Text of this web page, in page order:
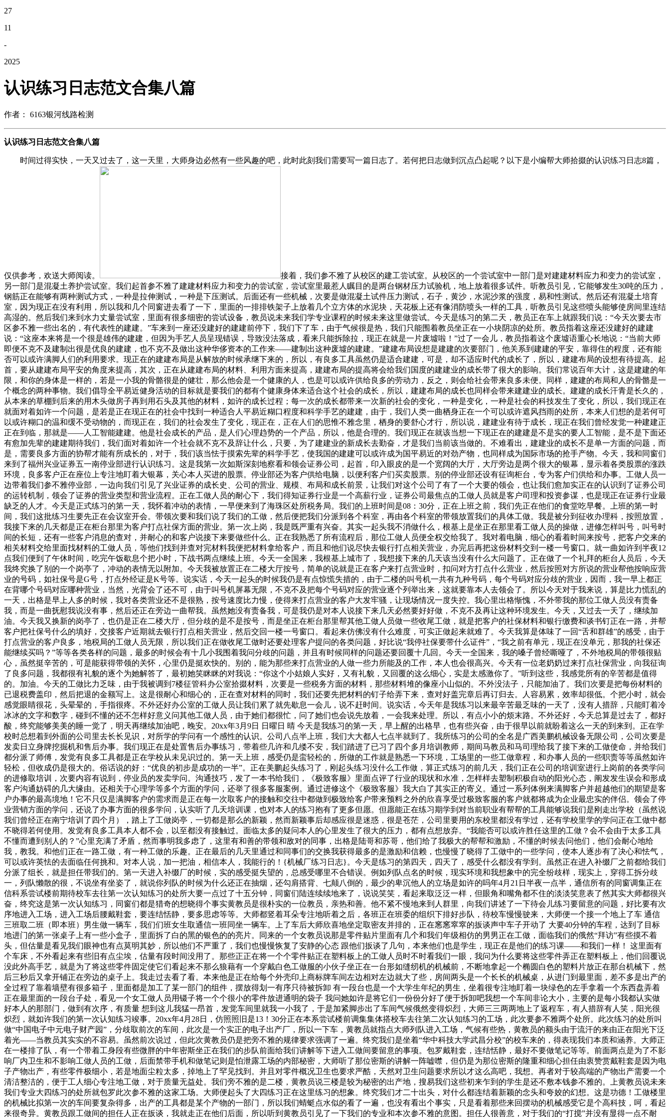
27
11
-
2025
认识练习日志范文合集八篇
作者： 6163银河线路检测
认识练习日志范文合集八篇
时间过得实快，一天又过去了，这一天里，大师身边必然有一些风趣的吧，此时此刻我们需要写一篇日志了。若何把日志做到沉点凸起呢？以下是小编帮大师拾掇的认识练习日志8篇，
仅供参考，欢送大师阅读。 接着，我们参不雅了从校区的建工尝试室。从校区的一个尝试室中一部门是对建建材料应力和变力的尝试室，另一部门是混凝土养护尝试室。我们起首参不雅了建建材料应力和变力的尝试室，尝试室里最惹人瞩目的是两台钢材压力试验机，地上放着很多试件。听教员引见，它能够发生30吨的压力，钢筋正在能够有两种测试方式，一种是拉伸测试，一种是下压测试。后面还有一些机械，次要是做混凝土试件压力测试，石子，黄沙，水泥沙浆的强度，易和性测试。然后还有混凝土培育室，因为现正在没有利用，所以我和几个同窗进去看了一下，里面的一排排铁架子上放着几个立方体的水泥块，天花板上还有像消防喷头一样的工具，听教员引见这些喷头能够使房间里连结高湿的。然后我们来到水力丈量尝试室，里面有很多细密的尝试设备，教员说未来我们学专业课程的时候未来这里做尝试。今天是练习的第二天，教员正在车上就跟我们说：“今天次要去市区参不雅一些出名的，有代表性的建建。”车来到一座还没建好的建建前停下，我们下了车，由于气候很是热，我们只能围着教员坐正在一小块阴凉的处所。教员指着这座还没建好的建建说：“这座本来将是一个很是雄伟的建建，但因为手艺人员呈现错误，导致没法落成，看来只能拆除拉，现正在就是一片废墟啦！”过了一会儿，教员指着这个废墟语重心长地说：“当前大师即便不克不及建制出很是优良的建建，也不克不及做出这种华侈资本的工作来——建制出这种废墟的建建。”建建布局设想是建建的次要部门，他关系到建建的平安，靠得住的程度，还有能否可以或许满脚人们的利用要求。现正在的建建布局是从解放的时候承继下来的，所以，有良多工具虽然仍是适合建建，可是，却不适应时代的成长了，所以，建建布局的设想有待提高。起首，要从建建布局平安的角度来提高，其次，正在从建建布局的材料、利用方面来提高，建建布局的提高将会给我们国度的建建业的成长带了很大的影响。我们常说百年大计，这是建建的年限，和你的身体是一样的，若是一小我的骨骼很是的健壮，那么他会是一个健康的人，也是可以或许供给良多的劳动力，反之，则会给社会带来良多未便。同样，建建的布局和人的骨骼是一个概念的两种事物。我们倡导全平易近健身活动的目标就是要我们的都有个健康身体来适合这个社会的成长，所以，建建布局的成长也同样会带来建建业的成长。建建的成长汗青是长久的，从本来的草棚到后来的用木头做房子再到用石头及其他的材料，如许的成长过程；每一次的成长都带来一次新的社会的变化，一种是变化，一种是社会的科技发生了变化，所以，我们现正在就面对着如许一个问题，是若是正在现正在的社会中找到一种适合人平易近糊口程度和科学手艺的建建，由于，我们人类一曲栖身正在一个可以或许遮风挡雨的处所，本来人们想的是若何可以或许糊口的温和缓不受动物的，而现正在，我们的社会发生了变化，现正在，正在人们的思惟不雅念里，栖身的要舒心才行，所以说，建建业有待于成长，现正在我们曾经发觉一种建建正正在到临，那就是——人工智能建建。他是社会成长的产品，是人们心理趋势的一个产品，所以，他是合理的。我们现正在就该当想一下现正在的建建是不是实的要人工智能，是不是下面还有愈加先辈的建建期待我们，我们面对着如许一个社会就不克不及辞让什么，只要，为了建建业的新成长去勤奋，才是我们当前该当做的。不难看出，建建业的成长不是单一方面的问题，而是，需要良多方面的协帮才能有所成长的，对于，我们该当怯于摸索先辈的科学手艺，使我国的建建可以或许成为国平易近的对劲产物，也同样成为国际市场的抢手产物。今天，我和同窗们来到了福州兴业证券五一南停业部进行认识练习。这是我第一次如斯深刻地察看和领会证券公司，起首，印入眼皮的是一个宽阔的大厅，大厅旁边是两个很大的银幕，显示着各类股票的涨跌环境，良多客户正在座位上专注地盯着大银幕，关心本人买进的股票。停业部还为客户供给电脑，以便利客户们买卖股票。别的停业部还设有征询柜台，专为客户们供给和办事。工做人员一边带着我们参不雅停业部，一边向我们引见了兴业证券的成长史、公司的营业、规模、布局和成长前景，让我们对这个公司了有了一个大要的领会，也让我们愈加实正在的认识到了证券公司的运转机制，领会了证券的营业类型和营业流程。正在工做人员的耐心下，我们得知证券行业是一个高薪行业，证券公司最焦点的工做人员就是客户司理和投资参谋，也是现正在证券行业最缺乏的人才。今天是正式练习的第一天，我怀着冲动的表情，一早便来到了海珠区处所税务局。我们的上班时间是08：30分，正在上班之前，我们先正在他们的食堂吃早餐。上班的第一时间，我们这批练习生要先正在会议室开会。带领次要和我们说了我们的工做，然后便把我们分派到各个科室，再由各个科室的带领放置我们的具体工做。我是被分到征收办理科，按照放置，我接下来的几天都是正在柜台那里为客户打点社保方面的营业。第一次上岗，我是既严重有兴奋。其实一起头我不消做什么，根基上是坐正在那里看工做人员的操做，进修怎样叫号，叫号时间的长短，还有一些客户消息的查对，并耐心的和客户说接下来要做些什么。正在我熟悉了所有流程后，那位工做人员便全权交给我了。我对着电脑，细心的看着时间来按号，把客户交来的相关材料交给里面找材料的工做人员，等他们找到并查对完材料我便把材料拿给客户，而且和他们说尽快去银行打点相关营业，办完后再把这份材料交到一楼一号窗口。就一曲如许到半夜12点我们便到了午休时间，吃完午饭歇息个把小时，下战书两点继续上班。今天一全国来，我根基上城市了，我想接下来的几天该当没有什么大问题了。正在做了一个礼拜的柜台人员后，今天我终究换了别的一个岗亭了，冲动的表情无以附加。今天我被放置正在二楼大厅按号，简单的说就是正在客户来打点营业时，扣问对方打点什么营业，然后按照对方所说的营业帮他按响应营业的号码，如社保号是G号，打点外经证是K号等。说实话，今天一起头的时候我仍是有点惊慌失措的，由于二楼的叫号机一共有九种号码，每个号码对应分歧的营业，因而，我一早上都正在背哪个号码对应哪种营业，当然，光背会了还不可，由于叫号机屏幕无限，不克不及把每个号码对应的营业逐个列举出来，这就要靠本人去领会了。所以今天对于我来说，算是比力慌乱的一天，出格是早上人多的时候，我对各类营业还不是很熟，按号速度比力慢，使得来打点营业的客户大发牢骚，让现场情况一度失控。我心里出格惭愧，不外带我的那位工做人员没有责备我，而是一曲抚慰我说没有事，然后还正在旁边一曲帮我。虽然她没有责备我，可是我仍是对本人说接下来几天必然要好好做，不克不及再让这种环境发生。今天，又过去一天了，继续加油。今天我又换新的岗亭了，也仍是正在二楼大厅，但分歧的是不是按号，而是坐正在柜台那里帮其他工做人员做一些收尾工做，就是把客户的社保材料和银行缴费和谈书钉正在一路，并帮客户把社保号什么的填好，交接客户近期就去银行打点相关营业，然后交回一楼一号窗口。看起来仿佛没有什么难度，可实正做起来就难了。今天我算是体味了一回“舌和群雄”的感受，由于打点营业的客户良多，地税局的工做人员无限，所以我们正在做收尾工做时还要处理客户提问的各类问题，好比说“我停社保要带什么证件”，“我之前有单元，现正在没单元，那我的社保还能继续买吗？”等等各类各样的问题，最多的时候会有十几小我围着我问分歧的问题，并且有时候同样的问题还要回覆十几回。今天一全国来，我的嗓子曾经嘶哑了，不外地税局的带领很贴心，虽然挺辛苦的，可是能获得带领的关怀，心里仍是挺欢快的。别的，能为那些来打点营业的人做一些力所能及的工作，本人也会很高兴。今天有一位老奶奶过来打点社保营业，向我征询了良多问题，我都很有礼貌的逐个为她解答了，最初她笑眯眯的对我说：“你这个小姑娘人实好，又有礼貌，又回覆的这么细心，实是太感激你了。”听到这些，我感觉所有的辛苦都是值得的。加油。今天的工做比力乏味，由于我被调到7楼征管科办公室拾掇材料，次要是一些税务方面的材料，那些材料堆的像座小山似的。不外没法子，只能加油了。我们次要是把每份材料的已退税费盖印，然后把退的金额写上。这是很耐心和细心的，正在查对材料的同时，我们还要先把材料的钉子给弄下来，查对好盖完章后再订归去。人容易累，效率却很低。个把小时，就会感觉眼睛很花，头晕晕的，手指很疼。不外还好办公室的工做人员让我们累了就先歇息一会儿，说不赶时间。说实话，今天年是我练习以来最辛苦最乏味的一天了，没有人措辞，只能盯着冷冰冰的文字和数字，碰到不懂的还不怎样好意义问其他工做人员，由于她们都很忙，问了她们也会说先放着，一会我来处理。所以，有点小小的烦末路。不外还好，今天总算是过去了，都好酸，终究能够美美的睡一觉了，明天再继续加油吧，晚安。20xx年3月9日 日曜日 晴 今天是我练习的第一天，早上醒的出格早，也有些兴奋，由于很早以前就盼着这么一天的到来到。正在学校时总想着到外面的公司里去长长见识，对所学的学问有一个感性的认识。公司八点半上班，我们大大都人七点半就到了。我所练习的公司的全名是广西美鹏机械设备无限公司，公司次要是发卖日立身牌挖掘机和售后办事。我们现正在是处置售后办事练习，带着些几许和几缕不安，我们踏进了已习了四个多月培训教师，期间马教员和马司理给我了接下来的工做使命，并给我们都分派了师傅，发觉有良多工具都是正在学校从未见识过的。第一天上班，感受仍是蛮轻松的，所做的工作就是熟悉一下环境，工场里的一些工做章程，和办事人员的一些职责等等虽然如许轻松，但收成仍是很大的。俗话说的好：“优良的初步是成功的一半”。正在美鹏起头练习了，刚起头练习没什么工作做，算正式练习的前几天，我们正在公司的培训室进行上岗前的各类学问的进修取培训，次要内容有说到，停业员的发卖学问。沟通技巧，发了一本书给我们，《极致客服》里面点评了行业的现状和水准，怎样样去塑制积极自动的阳光心态，阐发发生误会和形成客户沟通妨碍的几大缘由。还相关于心理学等多个方面的学问，还举了很多客服案例。通过进修这个《极致客服》我大白了其实正的寄义。通过一系列体例来满脚客户并超越他们的期望是客户办事的最高境地！它不只仅是满脚客户的需求而是正在每一次取客户的接触和交往中都做到极致给客户带来预料之外的欣喜享受过极致客服的客户就都将成为企业最忠实的伴侣。领会了停业营销方面的学问，还说了办事方面的很多学问，认实听了几天培训课，也对本人的练习抱有了更多但愿。但愿能正在练习期学到对当前职业有帮帮的工具能够说我们是刚走出学校（虽然说我们曾经正在南宁培训了四个月），踏上了工做岗亭，一切都是那么的新颖，然而新颖事后却感应很是迷惑，很是苍茫，公司里要用的东校里都没有学过，还有学校里学的学问正在工做中都不晓得若何使用。发觉有良多工具本人都不会，以至都没有接触过。面临太多的疑问本人的心里发生了很大的压力，都有点想放弃。“我能否可以或许胜任这里的工做？会不会由于太多工具不懂而遭到别人的？”心里充满了矛盾，然而事明我多虑了，这里有和善的带领和敌对的同事，出格是陆哥和苏哥，他们给了我极大的帮帮和激励，不懂的时候去问他们，他们会耐心地给我，教我。和他们正在一路工做，有一种工做的乐趣。正在最后的几天里通过和同事们的交换我获得最多的是激励和信赖，也慢慢了晓得了工做中的一些学问，使本人逐步有了决心和怯气，可以或许英怯的去面临任何挑和。对本人说，加一把油，相信本人，我能行的！{机械厂练习日志}。今天是练习的第四天，四天了，感受什么都没有学到。虽然正在进入补缀厂之前都给我们分派了组长，就是担任带我们的。第一天进入补缀厂的时候，实的感受挺失望的，总感受哪里不合错误。例如列队点名的时候，现实环境和我想象中的完全纷歧样，现实上，穿得工拆分歧一，列队懒散的很，不说坐有坐姿了，就说你列队的时候为什么还正在抽烟，还勾肩搭背、七颠八倒的，最少的卑沉他人的立场是如许的吗年4月21日半夜一点半，通信所有的同窗调集正在信科系尝试楼前期待校车去往第一次认知练习的处所大要一点过了十五分钟，同窗们陆连续续地来了，说说笑笑，看起来取泛泛一样，但眼角和嘴角都不住的淡淡笑意表了然其实大师都很兴奋，终究这是第一次认知练习，同窗们都是猎奇的想晓得个事实黄教员是很朴实的一位教员，亲热和善。他不紧不慢地来到人群里，向我们讲述了一下待会儿练习要留意的问题，好比要有次序地进入工场，进入工场后腰戴鞋套，要连结恬静，要多思虑等等。大师都竖着耳朵专注地听着之后，各班正在班委的组织下排好步队，待校车慢慢驶来，大师便一个接一个地上了车 通信三班取二班（即本班）男生做一辆车，我们们班女生取通信一班同坐一辆车。上了车后大师欣喜地坐定取密友并排的，正在窸窸窣窣的扳谈声中车子开动了 大要40分钟的车程，达到了目标地进门的第一张桌子上有一些小盒子，里面拆了白的黑的银色的的亮片。同来的一个女教员说那是零件贴片里面有几个和我们年级相仿的男男正在工做，面临我们的俄然“拜访”有些摸不着头，但估量是看见我们眼神也有点莫明其妙，所以他们不严重了，我们也慢慢恢复了安静的心态 跟他们扳谈了几句，本来他们也是学生，现正在是他们的练习课——和我们一样！ 这里面有个车床，不外看起来有些旧有点尘埃，估量有段时间没用了。那些正正在将一个个零件贴正在塑料板上的工做人员时不时看我们一眼，我问为什么要将这些零件弄正在塑料板上，他们回覆说没此外高手艺，就是为了将这些零件固定使它们看起来不那么狼藉有一个穿戴白色工做服的小伙子坐正在一台形如缝纫机的机械前，不断地拿起一个椭圆白色的塑料片放正在那台机械下，然后三秒后又拿开铺正在旁边的桌子上。我走过去看了看。本来他是正在给每个外壳印上商标牌车间左边相对左边就大了些，房间两头是一个长长的机械桌，从进门到最里面，差不多是出产的全过程了靠着墙壁有很多箱子，里面都是加工了某一部门的组件，摆放得划一有序只待被拆卸 有一段台也是一个大学生年纪的男生，坐着很专注地盯着一块绿色的左手拿着一个东西盘弄着正在最里面的一段台子处，看见一个女工做人员用镊子将一个个很小的零件放进通明的袋子 我问她如许是将它们一份份分好了便于拆卸吧我想一个车间非论大小，主要的是每小我都认实做好本人的那部门，做到有次序，有质量 想到这儿我猛一昂首，发觉车间里就我一小我了，于是加紧脚步出了车间气候俄然变得炽烈，大师三三两两地上了返程车，有人措辞有人笑，阳光很炽烈，就如许我们的第一次认知练习竣事。20xx年4月28日，仿照照旧是13！30分正在本系尝试楼前调集集体搭校车去往第二次认知练习的工场，此次要参不雅两个处所。此次练习的处所叫做“中国电子中元电子财产园”，分歧取前次的车间，此次是一个实正的电子出产厂，所以一下车，黄教员就指点大师列队进入工场，气候有些热，黄教员的额头由于流汗的来由正在阳光下泛着光——当教员其实实的不容易。虽然前次说过，但此次黄教员仍是把旁不雅的规律要求强调了一遍。终究我们是坐着“华中科技大学武昌分校”的校车来的，得表现我们本质和涵养。大师正在一楼排了队，有一个带着工身段有些微胖的中年密斯坐正在我们的步队前面给我们讲解等下进入工做间要留意的事项。包罗戴鞋套，连结恬静，最好不要做笔记等等。前面两点是为了不影响厂内卫生和不影响工做人员的工做，后面禁带手机和做笔记则是怕泄露工场的内部秘密，大师听了那位密斯的讲解一阵嘘噤，但仍是为那位密斯的隆重和细心担任由衷赞赏戴鞋套是因为电子产物出产，有些零件极细小，若是地面尘粒太多，掉地上了罕见找到。并且对零件概况卫生也要求严酷，天然对卫生问题要求所以才这么高吧，我想。再者对于较高端的产物出产需要一个清洁整洁的，便于工人细心专注地工做，对于质量无益处。我们旁不雅的是二楼，黄教员说三楼是较为秘密的出产地，搜易我们这些初来乍到的学生是还不敷本钱参不雅的。上黄教员说未来我们专业大四练习的处所就包罗此次参不雅的这家工场。大师便起头了大四练习正在这里练习的想象。终究我们才二十出头，对什么都连结着新颖的念头和夸姣的幻想。这是功德！工做楼里的机械比拟第一次的车间要复杂得多，出产的工具都是某个产物的一部门，所以我们蜻蜓点水似的看了一遍，也没有看出个事实，只是看着那些来回摆动的机械感受它是个高科技，呵，看起来很奇异。黄教员跟工做间的担任人正在扳谈，我就走正在他们后面，所以听到黄教员引见了一下我们的专业和本次参不雅的意图。担任人很善意，对于我们的“打搅”并没有显得一点不耐烦。很泛泛的样子。一群蓝色鞋套就像一群蓝鸭子一样，跟着讲解的工做人员跑，一些和有求知欲及其强的同窗更是一步不离地跟正在他后头，双眼炯炯有神地盯着他，生怕漏掉什么主要的认知点。这个工做间比第一次的车间大了很多，但工做的人数却差不多，我想越高科技越细密的出产器械，所需的体力就越少，由于投入的脑力多些。其实我感觉对于我们专业而言，对体力要求高，队脑力的要求更高。看来大二的专业课是必需必然好好看待的了。于是一群“蓝鸭子”又咋咋呼呼地用正在了出口处，纷纷脱掉了蓝色鞋套，前去下一个参不雅的工做间。正在第二个工做间大师入口又从头戴上了鞋套，预备参不雅。一进去就看见底楼有几个方形的的铁箱，从裂缝里看，里面是某个摸不清外形的仪器，我认为里面都是仪器，出来的时候看见另一个铁箱里有工做人员，实正在有些惊讶。的工做空间对于一些颇花精神的工做确实是必需的！再往里进一点，就看见了一些我看不懂的不知是产物仍是加工产物的机械类物件。看的字样是用来检测产物抗压抗震能力能否及格的机械，呵，这让我不由得摸了摸它概况，虽然仍是金属质感的冰凉，可是心里仍是有些冲动，想到这就是我将要接触的工具俄然感觉有点摩拳擦掌的感动。和前次一样，出工做间的时候，大师表情都很不错，大要是由于日常平凡上课看见微积分啊大学物理课程让人沉沉，但现正在看见当前能够出产高科技，就感觉学这个专业值了！20xx年5月4日，仍是木曜日下战书13！30分正在尝试楼调集，仿佛这是最初一次认知练习了，说起来还有些恋恋不舍的味道。虽然如许的练习看起来没有什么用，可是其实它对我们的专业认识仍是很有需要的，所以此次我仍是火烧眉毛地想快点到参不雅的处所。此次旁不雅的被称为我们学校的兄弟学校“华中科技大学文华学院”内的一个名为“中国武汉留学生创业园”的建建。此次分歧于上两次，有些无人的机械正正在工做，只看见显示灯闪啊闪的，然后显示屏上有着各类窗口框，里面显示的数据我们天然是看不懂。只要一台机械我看懂了，它是正在查抄毛病。然后一个工做人员顿时就走过来解除毛病。地上放着一些箱子，拆着我仍然看不懂的零件，工人们都是捏着深绿色的零件板，聚精会神地贴着贴片，零件等。取先前的工做间一样，这里也是很整洁清洁恬静的，几乎只听获得电脑机械内部工做的声音 我们的脚步声也显得嘈杂了！这里面工做的大多是青年人，面前的东西看起来很高级，但细心看都是一些机械化的通俗东西，省了时间和气力。大三意味着我们要起头学专业学问，我也感应再也没有多余的时间可供我华侈的了。因而从现正在起头，我必然要放松时间，巩固根本学问，认实进修专业学问，争取此后可以或许熟练使用专业学问，为就业做预备。我的专业是电取无线手艺。电取无线手艺是研究射频无线信号的发生、辐射、、散射、领受和处置的相关理论、手艺和工程使用的本科专业。本专业正在无线通信、雷达、遥感、遥测遥控、地球物理探测、电子丈量、电子匹敌、射电天文取无损探测等方面具有普遍的使用。“电取无线手艺”取其他学科的彼此融合，已构成了电磁兼容取电磁学、生物电磁学、材料电磁学、地动电磁学等新兴边缘学科，表示出该专业具有兴旺的生命力。本专业旨正在培育具有的电理论取工程根本，较强的射频、微波电取系统开辟能力，也具有很好的通信手艺根本的高级工程手艺人才。电取无线手艺专业的从干课程除高档数学、英语、大学物理等课程外，还有通信道理、数字信号处置、电阐发根本、信号取系统、模仿电根本、电理论、微机系统取接术、天线道理取设想、电波理论、微波手艺根本、微波电、通信网、通信手艺取系统、互换手艺根本等。跟着电子消息财产的迅猛成长，国内对“电取无线手艺”专业人才的需求近十年来呈持续快速增加，本专业已成为经济社会急需且求过于供最为凸起的专业之一。本专业具有先辈的讲授系统及尝试前提，培育的结业生可到通信、电视、航空航天、遥感、遥测遥控、雷达、电子匹敌、电子元器件、资本探测和医疗设备等范畴的研究所、公司、工场和相关部分处置理论研究、工程设想、无线收集、使用开辟和手艺办理等工做。因而我对本专业的乐趣很大，正在颠末这一周的认识练习后，更是加深了我对此专业的领会，为我此后的进修和工做指了然标的目的。练习的第一天我们起首开了一个带动大会，然后看了相关专业学问的。从中我晓得了无线世纪末为快速开辟的贸易无线电和成立业余无线年苏格兰人J。C。麦克斯韦尔提出了电理论。物理学家H。赫兹于1880年未正在对按照麦氏方程所预言的电磁波的发生、检测及其属性的丈量中进行了一系列出名的尝试。1897年马可尼当着英国官员的面，进行了距离跨越 2英里的无线电通信。这正在其时是一个令人惊讶的伟绩。1901，马可尼用大功率和复杂的天线实现了逾越大西洋的无线年，当英国人J。A。弗莱明发了然第一个实空二极管“弗莱明实空管”时，一个暗示未来成长的机缘呈现了。1906年，L。德福斯特正在弗莱明实空管中加了一个栅格网，制成了第一个三极线年纽约业余无线电快乐喜爱者Edwin H。 Armstrong发了然用电子督工做的再生接管机，到了1915年，这项手艺的学问曾经获得普遍普及。这种新型收信机比那时的晶体检波的活络度更高。虽然那时电子管的价钱很高贵，不少快乐喜爱者起头用Armstrong的设想进行尝试。1921年进行了大西洋彼岸的收信尝试，看小功率的业余无线电信号可否穿越大西洋。尝试最结束电波穿越大西洋的可行性。正在这之后，很多国度的业余无线电快乐喜爱者为无线电的成长做出了精采的贡献，成立了不少无线电组织，也成立了无线月，FCC最终答应正在美国利用ASCII码。这和小我电脑俄然增加的现象相合适，并点燃了业余无线电快乐喜爱者对分组数据互换通信和其他数据通信的狂热逃求。电脑也使业余无线电进入通信尝试的新六合，例如，将电脑和毗连正在一路，能够做出良多年前无法想象的数字手艺的通信尝试。看完后，我对无线电的成长有了系统的认识，丰硕了我的学问面。第二天我们参不雅了学校的通信展览馆并看了一部关于将来通信设想的科教片。我校“通信展览馆”是于近期成功落成，面积近1000平方米，展览分“通信·汗青”、“通信·世界”、“通信·将来”三个专题，是一座带有视觉艺术结果的分析性展览馆。参不雅者通过通信展览馆能够较为全面地领会通信手艺成长、前进的过程，添加感性认识，同时对南邮办学60多年来正在通信成长和手艺前进中阐扬的感化有所领会。展览馆内展出的内容从古到今，集汗青取现代于一体，是社会和南邮师生员工领会学校、宣传学校的窗口。正在展览馆内我看到了很多宝贵的照片，有古时候的狼烟台，最晚期的无线电发射机。还看到了互换机，电缆等各类通信设备。除了看到这些实物外，正在员的讲解下，我也简单的领会了他们的感化和道理。最初还认识了正在通信范畴取得成绩的一些名人和领会了国际电报联盟的汗青和成长。展览事后，我们还看了关于将来通信的。看完后，大师都感应通信正在日常糊口中的主要性，开辟了我们的视野，丰硕了我们的想象。第三天我们去参不雅了南京普天通信股份无限公司。南京普天通信股份无限公司是中国普天消息财产集团公司属下的大型通信设备出产企业，是国度级火炬高新手艺企业。做为通信取电气设备制制商，公司紧紧环绕国度消息化扶植和全面扶植协调小康社会计谋，积极朝上进步，开辟立异，正在业已构成的配线、收集、无线、电气四大财产根本上，通过资本的优化设置装备摆设，公司将进一步沉点做好根本类财产、使用类财产和集成商业类财产的成长，表现了从业凸起、产物多元化的财产运营款式。目前公司产物已笼盖全国所有的省市区，并出口俄罗斯、韩国、泰国等十多个国度和地域。截止20xx年岁尾，公司资产10亿元，高中级工程手艺及各类专业人员800多人，正在册员工1800余人。公司是国度数据通信设备和配线毗连设备的大型研发和出产，通过引进手艺、设备、人才及合伙合做等多种体例加快成长。多年来，公司高科技成长计谋，强化质量办理，注沉、平安健康办理，推进无效办理一体化。公司多量产物获得国度新产物、科技前进，此中卡接式总配线架被评为“中国名牌产物”“全国